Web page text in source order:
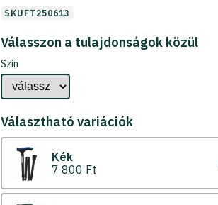
SKUFT250613
Válasszon a tulajdonságok közül
Szín
Választható variációk
Kék
7 800 Ft